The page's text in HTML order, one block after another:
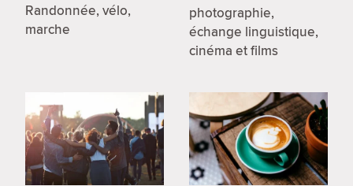
Randonnée, vélo,
marche
photographie,
échange linguistique,
cinéma et films